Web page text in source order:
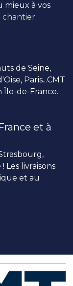
mieux à vos
chantier.
de Seine,
Paris...CMT
de-France.
et à
Les livraisons
et au